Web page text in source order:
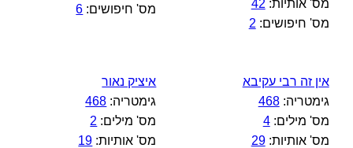
מס' אותיות: 42
מס' חיפושים: 2
מס' חיפושים: 6
אין זה רבי עקיבא
גימטריה:468
מס' מילים:4
מס' אותיות:29
איציק נאור
גימטריה: 468
מס' מילים: 2
מס' אותיות: 19